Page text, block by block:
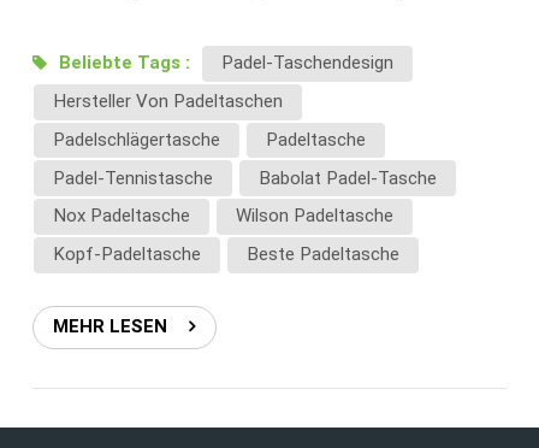
mehr allein über grundlegende Funktionalität – Design,
Innovation und Benutzerfreundlichkeit sind dann die
entscheidenden Unterscheidungsmerkmale.Hier sind
die wichtigsten Designtrends für Padel-Taschen, die
die Branche im Jahr 2026 prägen werden.1. Funktionale
und organisierte Aufbewahrung (nach wie vor oberste
Priorität)Moderne Padelspieler erwarten eine
durchdachte Organisation ihrer Taschen.Zu den
wichtigsten Merkmalen gehören:Separate, gepolsterte
Fächer für 2–4 SchlägerGetrennte, belüftete
SchuhfächerMehrere Zubehörtaschen für Bälle,
strukturiertes Layout verbessert die
Beliebte Tags :
Padel-Taschendesign
Hersteller Von Padeltaschen
Padelschlägertasche
Padeltasche
Padel-Tennistasche
Babolat Padel-Tasche
Nox Padeltasche
Wilson Padeltasche
Kopf-Padeltasche
Beste Padeltasche
MEHR LESEN